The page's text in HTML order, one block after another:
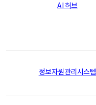
AI 허브
정보자원관리시스템